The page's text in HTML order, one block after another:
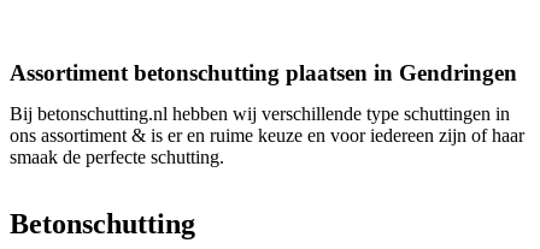
Assortiment betonschutting plaatsen in Gendringen
Bij betonschutting.nl hebben wij verschillende type schuttingen in
ons assortiment & is er en ruime keuze en voor iedereen zijn of haar
smaak de perfecte schutting.
Betonschutting